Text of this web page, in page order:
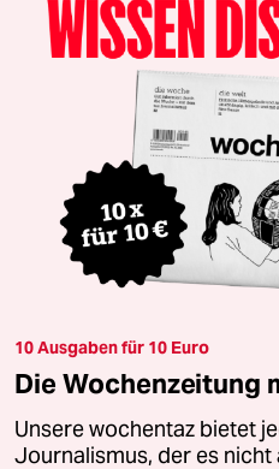
10 Ausgaben für 10 Euro
Die Wochenzeitung
Unsere wochentaz bietet
Journalismus, der es